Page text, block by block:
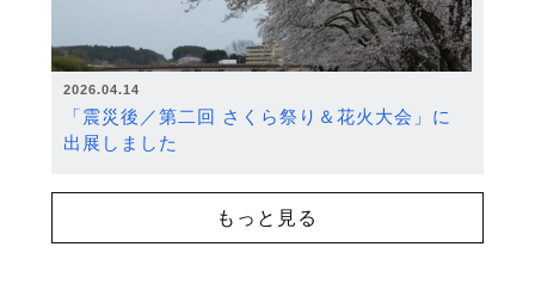
2026.04.14
「震災後／第二回 さくら祭り＆花火大会」に
出展しました
もっと見る